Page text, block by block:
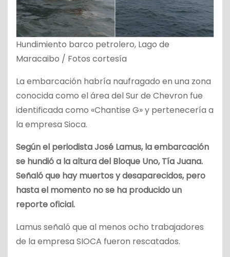
Hundimiento barco petrolero, Lago de
Maracaibo / Fotos cortesía
La embarcación habría naufragado en una zona
conocida como el área del Sur de Chevron fue
identificada como «Chantise G» y pertenecería a
la empresa Sioca.
Según el periodista José Lamus, la embarcación
se hundió a la altura del Bloque Uno, Tía Juana.
Señaló que hay muertos y desaparecidos, pero
hasta el momento no se ha producido un
reporte oficial.
Lamus señaló que al menos ocho trabajadores
de la empresa SIOCA fueron rescatados.